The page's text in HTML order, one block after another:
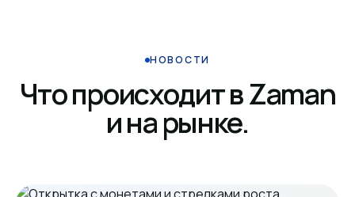
НОВОСТИ
Что происходит в Zaman
и на рынке.